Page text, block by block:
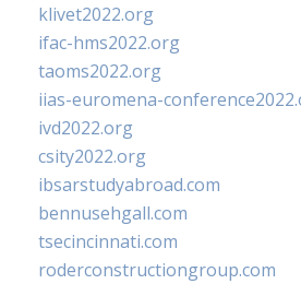
klivet2022.org
ifac-hms2022.org
taoms2022.org
iias-euromena-
ivd2022.org
csity2022.org
ibsarstudyabroad.com
bennusehgall.com
tsecincinnati.com
roderconstructiongroup.com